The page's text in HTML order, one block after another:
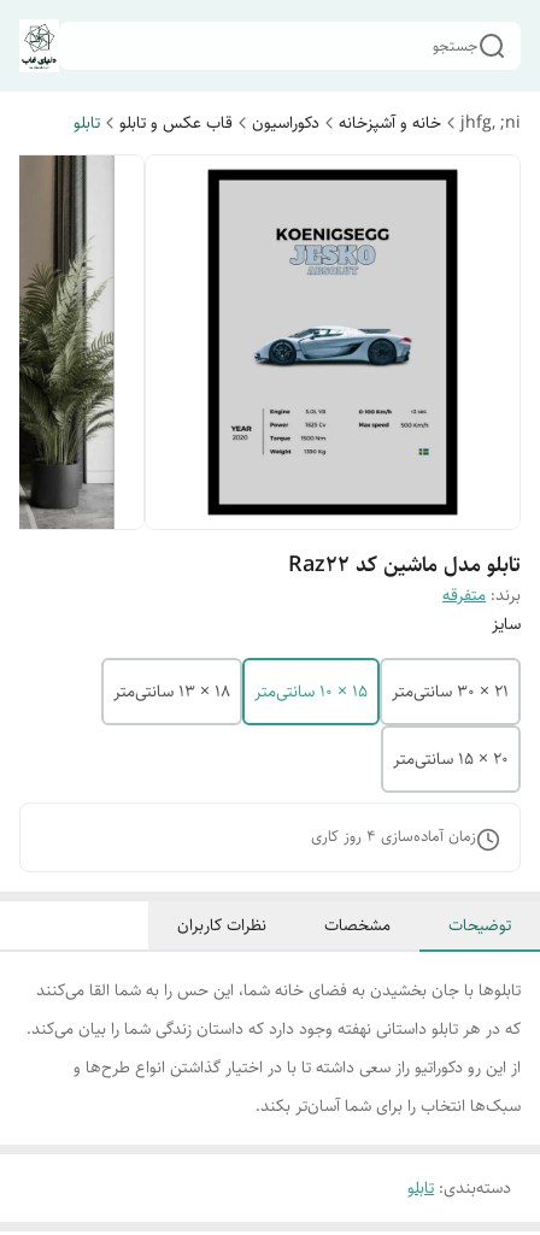
جستجو
jhfg, ;ni خانه و آشپزخانه دکوراسیون قاب عکس و تابلو تابلو
تابلو مدل ماشین کد Raz22
برند: متفرقه
سایز
21 × 30 سانتی‌متر 15 × 10 سانتی‌متر 18 × 13 سانتی‌متر
20 × 15 سانتی‌متر
زمان آماده‌سازی 4 روز کاری
توضیحات مشخصات نظرات کاربران
تابلوها با جان بخشیدن به فضای خانه شما، این حس را به شما القا می‌کنند
که در هر تابلو داستانی نهفته وجود دارد که داستان زندگی شما را بیان می‌کند.
از این رو دکوراتیو راز سعی داشته تا با در اختیار گذاشتن انواع طرح‌ها و
سبک‌ها انتخاب را برای شما آسان‌تر بکند.
دسته‌بندی: تابلو